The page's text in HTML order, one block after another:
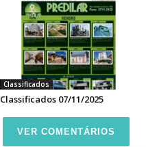
Classificados
Classificados 07/11/2025
VER COMENTÁRIOS